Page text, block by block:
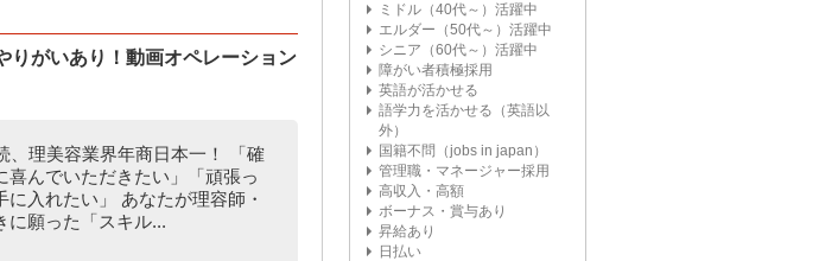
りがいあり！動画オペレーション
、理美容業界年商日本一！ 「確
喜んでいただきたい」「頑張っ
入れたい」 あなたが理容師・
に願った「スキル...
ミドル（40代～）活躍中
エルダー（50代～）活躍中
シニア（60代～）活躍中
障がい者積極採用
英語が活かせる
語学力を活かせる（英語以
外）
国籍不問（jobs in japan）
管理職・マネージャー採用
高収入・高額
ボーナス・賞与あり
昇給あり
日払い